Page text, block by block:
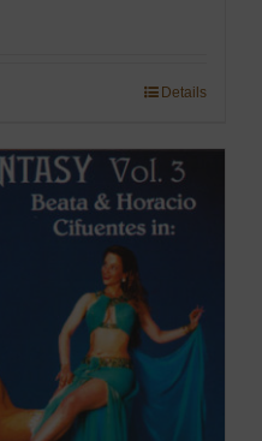
Details